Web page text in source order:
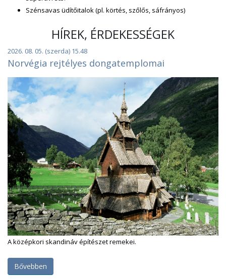
Szénsavas üdítőitalok (pl. körtés, szőlős, sáfrányos)
HÍREK, ÉRDEKESSÉGEK
2026. 08. 05. (szerda) 15.48
Norvégia rejtélyes dongatemplomai
A középkori skandináv építészet remekei.
Bővebben